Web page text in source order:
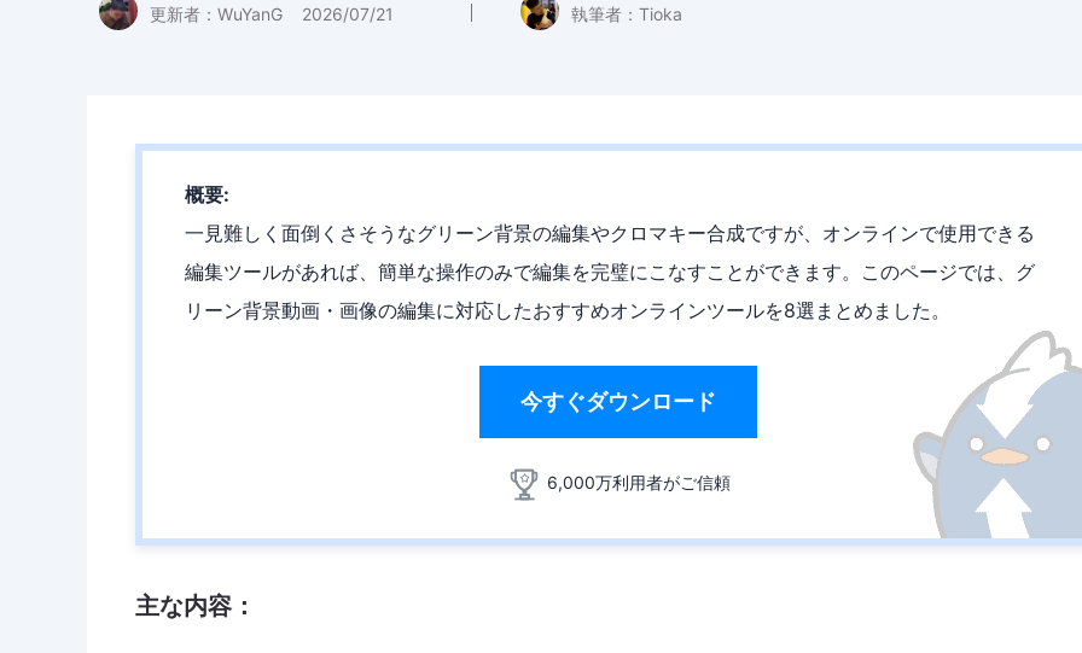
更新者： WuYanG 2026/07/21 執筆者： Tioka
概要:
一見難しく面倒くさそうなグリーン背景の編集やクロマキー合成ですが、オンラインで使用できる
編集ツールがあれば、簡単な操作のみで編集を完璧にこなすことができます。このページでは、グ
リーン背景動画・画像の編集に対応したおすすめオンラインツールを8選まとめました。
今すぐダウンロード
6,000万利用者がご信頼
主な内容：